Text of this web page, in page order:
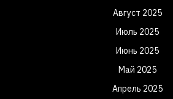
Август 2025
Июль 2025
Июнь 2025
Май 2025
Апрель 2025